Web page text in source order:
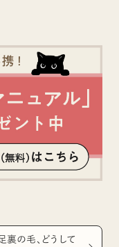
裏の毛、どうして